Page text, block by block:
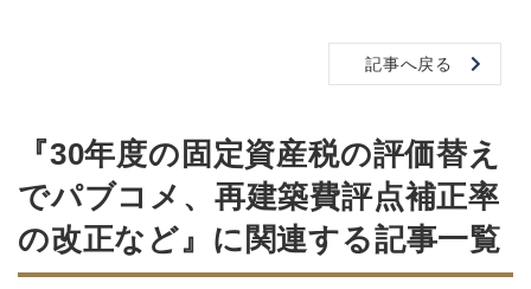
記事へ戻る
『30年度の固定資産税の評価替え
でパブコメ、再建築費評点補正率
の改正など』に関連する記事一覧